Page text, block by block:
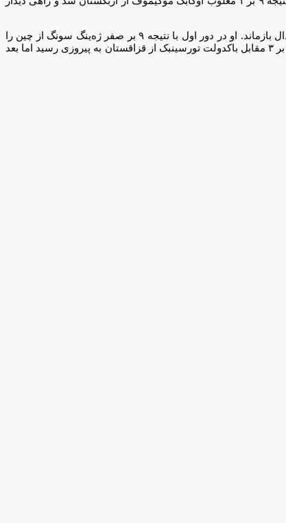
به گزارش خبرنگار مهر، امیرمهدی سعید نوا در وزن ۷۷ کیلوگرم دیگر نماینده ایران در مسابقات کشتی فرنگی جوانان قهرمانی آسیا بود که از کسب مدال بازماند. او در دور اول با نتیجه ۹ بر صفر ژه‌ینگ سونگ از چین را
شکست داد. وی در دور بعد با نتیجه ۸ بر صفر ارژان آکیلبک اولو از قرقیزستان را مغلوب کرد و راهی نیمه نهایی شد. سعیدی نوا در این مرحله با نتیجه ۷ بر ۳ مقابل باکدولت تورسینبک از قزاقستان به پیروزی رسید اما بعد